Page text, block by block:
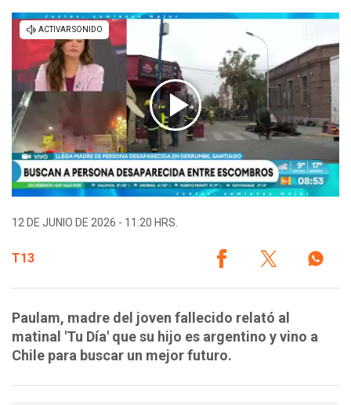
12 DE JUNIO DE 2026 - 11:20 HRS.
T13
Paulam, madre del joven fallecido relató al
matinal 'Tu Día' que su hijo es argentino y vino a
Chile para buscar un mejor futuro.